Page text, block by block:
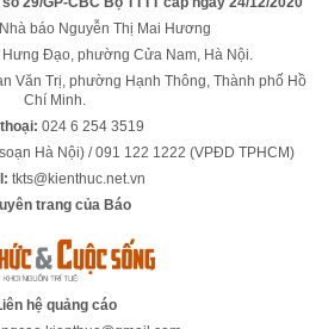
Nhà báo Nguyễn Thị Mai Hương
Đạo, phường Cửa Nam, Hà Nội.
Văn Trị, phường Hạnh Thông, Thành phố Hồ
Chí Minh.
024 6 254 3519
Hà Nội) / 091 122 1222 (VPĐD TPHCM)
tkts@kienthuc.net.vn
trang của Báo
hệ quảng cáo